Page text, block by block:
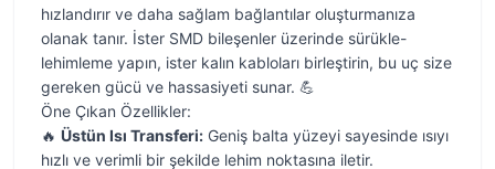
hızlandırır ve daha sağlam bağlantılar oluşturmanıza
olanak tanır. İster SMD bileşenler üzerinde sürükle-
lehimleme yapın, ister kalın kabloları birleştirin, bu uç size
gereken gücü ve hassasiyeti sunar. 💪
Öne Çıkan Özellikler:
🔥 Üstün Isı Transferi: Geniş balta yüzeyi sayesinde ısıyı
hızlı ve verimli bir şekilde lehim noktasına iletir.